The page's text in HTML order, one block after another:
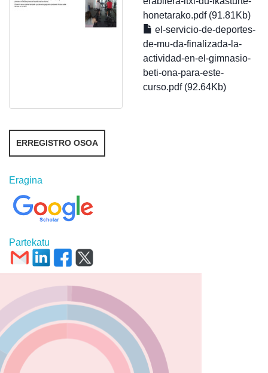
honetarako.pdf (91.81Kb)
el-servicio-de-deportes-
de-mu-da-finalizada-la-
actividad-en-el-gimnasio-
beti-ona-para-este-
curso.pdf (92.64Kb)
ERREGISTRO OSOA
Eragina
Partekatu